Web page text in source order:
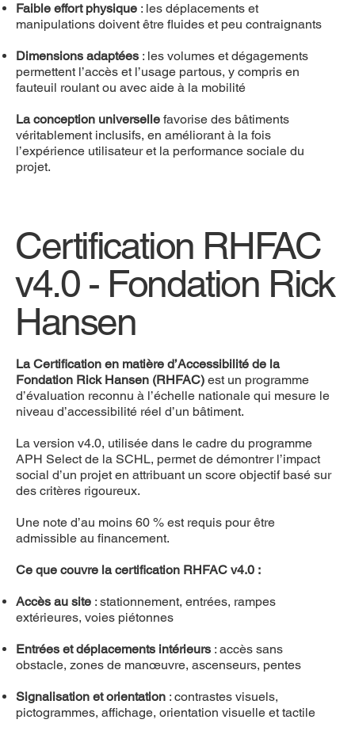
Faible effort physique: les déplacements et
manipulations doivent être fluides et peu contraignants
Dimensions adaptées: les volumes et dégagements
permettent l’accès et l’usage partous, y compris en
fauteuil roulant ou avec aide à la mobilité
La conception universellefavorise des bâtiments
véritablement inclusifs, en améliorant à la fois
l’expérience utilisateur et la performance sociale du
projet.
Certification RHFAC
v4.0 - Fondation Rick
Hansen
La Certification en matière d’Accessibilité de la
Fondation Rick Hansen (RHFAC)est un programme
d’évaluation reconnu à l’échelle nationale qui mesure le
niveau d’accessibilité réel d’un bâtiment.
La version v4.0, utilisée dans le cadre du programme
APH Select de la SCHL, permet de démontrer l’impact
social d’un projet en attribuant un score objectif basé sur
des critères rigoureux.
Une note d’au moins 60 % est requis pour être
admissible au financement.
Ce que couvre la certification RHFAC v4.0 :
Accès au site: stationnement, entrées, rampes
extérieures, voies piétonnes
Entrées et déplacements intérieurs: accès sans
obstacle, zones de manœuvre, ascenseurs, pentes
Signalisation et orientation: contrastes visuels,
pictogrammes, affichage, orientation visuelle et tactile